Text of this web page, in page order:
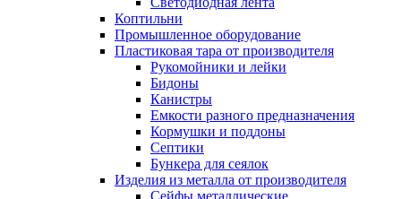
Коптильни
Промышленное оборудование
Пластиковая тара от производителя
Рукомойники и лейки
Бидоны
Канистры
Емкости разного предназначения
Кормушки и поддоны
Септики
Бункера для сеялок
Изделия из металла от производителя